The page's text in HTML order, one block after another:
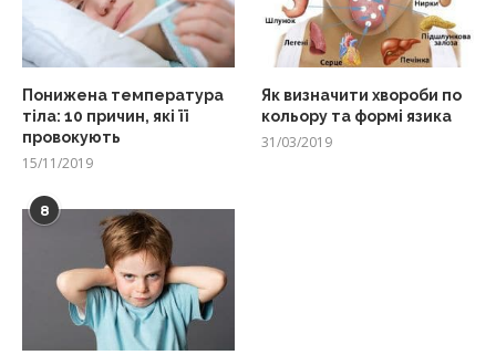
Понижена температура
тіла: 10 причин, які її
провокують
15/11/2019
Як визначити хвороби по
кольору та формі язика
31/03/2019
8